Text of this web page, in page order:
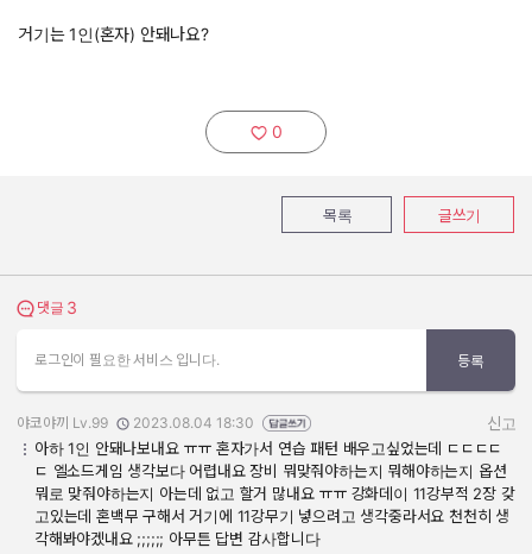
거기는 1인(혼자) 안돼나요?
추천하기:
0
목록 글쓰기
댓글 보기
댓글 3
로그인이 필요한 서비스 입니다. 등록
작성자:
야코야끼 Lv.99
작성일:
2023.08.04 18:30
신고
아하 1인 안돼나보내요 ㅠㅠ 혼자가서 연습 패턴 배우고싶었는데 ㄷㄷㄷㄷ
ㄷ 엘소드게임 생각보다 어렵내요 장비 뭐맞줘야하는지 뭐해야하는지 옵션
뭐로 맞줘야하는지 아는데 없고 할거 많내요 ㅠㅠ 강화데이 11강부적 2장 갖
고있는데 혼백무 구해서 거기에 11강무기 넣으려고 생각중라서요 천천히 생
각해봐야겠내요 ;;;;;; 아무튼 답변 감사합니다